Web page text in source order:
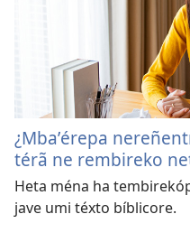
¿Mbaʼérepa
térã ne rembireko
Heta ména ha
jave umi téxto bíblicore.